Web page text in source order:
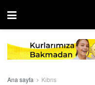
Ana sayfa Kıbrıs